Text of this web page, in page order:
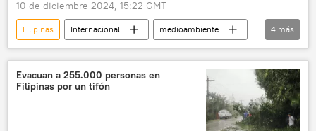
10 de diciembre 2024, 15:22 GMT
Filipinas Internacional
medioambiente
volcanes
erupción
sociedad
🌏 Asia
4 más
Evacuan a 255.000 personas en
Filipinas por un tifón